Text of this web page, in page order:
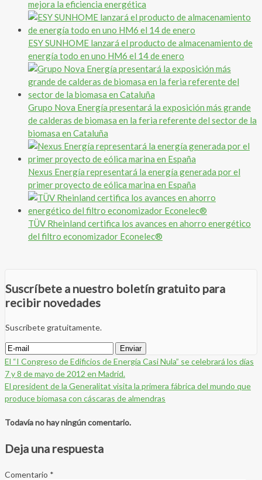
mejora la eficiencia energética
ESY SUNHOME lanzará el producto de almacenamiento de
energía todo en uno HM6 el 14 de enero
Grupo Nova Energía presentará la exposición más grande
de calderas de biomasa en la feria referente del sector de la
biomasa en Cataluña
Nexus Energía representará la energía generada por el
primer proyecto de eólica marina en España
TÜV Rheinland certifica los avances en ahorro energético
del filtro economizador Econelec®
Suscríbete a nuestro boletín gratuito para
recibir novedades
Suscríbete gratuitamente.
El “I Congreso de Edificios de Energía Casi Nula” se celebrará los días
7 y 8 de mayo de 2012 en Madrid.
El president de la Generalitat visita la primera fábrica del mundo que
produce biomasa con cáscaras de almendras
Todavía no hay ningún comentario.
Deja una respuesta
Comentario *